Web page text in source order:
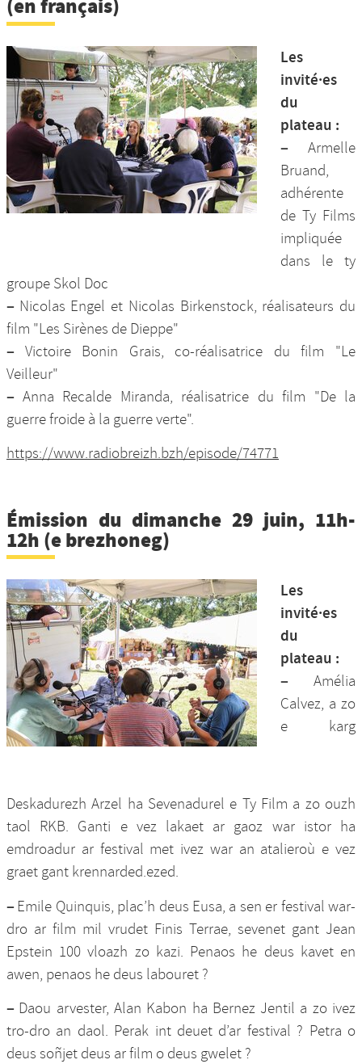
(en français)
Les
invité·es
du
plateau :
–Armelle
Bruand,
adhérente
de Ty Films
impliquée
dans le ty
groupe Skol Doc
–Nicolas Engel et Nicolas Birkenstock, réalisateurs du
film "Les Sirènes de Dieppe"
–Victoire Bonin Grais, co-réalisatrice du film "Le
Veilleur"
–Anna Recalde Miranda, réalisatrice du film "De la
guerre froide à la guerre verte".
https://www.radiobreizh.bzh/episode/74771
Émission du dimanche 29 juin, 11h-
12h (e brezhoneg)
Les
invité·es
du
plateau :
–Amélia
Calvez, a zo
e karg
Deskadurezh Arzel ha Sevenadurel e Ty Film a zo ouzh
taol RKB. Ganti e vez lakaet ar gaoz war istor ha
emdroadur ar festival met ivez war an atalieroù e vez
graet gant krennarded.ezed.
–Emile Quinquis, plac’h deus Eusa, a sen er festival war-
dro ar film mil vrudet Finis Terrae, sevenet gant Jean
Epstein 100 vloazh zo kazi. Penaos he deus kavet en
awen, penaos he deus labouret ?
–Daou arvester, Alan Kabon ha Bernez Jentil a zo ivez
tro-dro an daol. Perak int deuet d’ar festival ? Petra o
deus soñjet deus ar film o deus gwelet ?